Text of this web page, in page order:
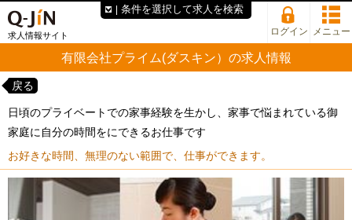
求人情報サイト ログイン メニュー
有限会社プライム(ダスキン）の求人情報
戻る
日頃のプライベートでの家事経験を生かし、家事で悩まれている御
家庭に自分の時間をにできるお仕事です
お好きな時間、無理のない範囲で、仕事ができます。
条件を選択して求人を検索